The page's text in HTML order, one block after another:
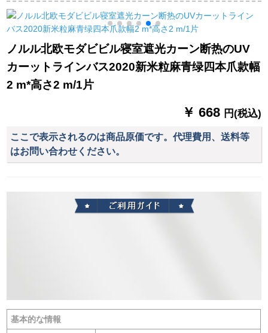
光パルトライト治愈-
A WS-JL 115-022
水カーターテン広告
ロゴカーテテテン1号
オーダメーズ
遮光両面銀
ノルル北欧モダビビル寝室遮光カーン断热のUV
カーットラインバス2020新米粒麻青绿四本爪款幅
2 m*高さ2 m/1片
￥ 668 円(税込)
ここで表示されるのは商品原価です。代理費用、送料等
はお問い合わせください。
基本的な情報